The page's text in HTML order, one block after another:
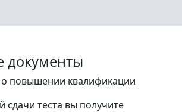
документы
о повышении квалификации
сдачи теста вы получите